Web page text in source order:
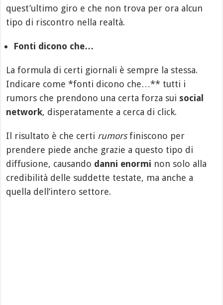
quest’ultimo giro e che non trova per ora alcun
tipo di riscontro nella realtà.
Fonti dicono che…
La formula di certi giornali è sempre la stessa.
Indicare come *fonti dicono che…** tutti i
rumors che prendono una certa forza sui social
network, disperatamente a cerca di click.
Il risultato è che certi rumorsfiniscono per
prendere piede anche grazie a questo tipo di
diffusione, causando danni enormi non solo alla
credibilità delle suddette testate, ma anche a
quella dell’intero settore.